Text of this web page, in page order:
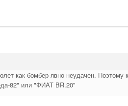
как бомбер явно неудачен. Поэтому
82" или "ФИАТ BR.20"